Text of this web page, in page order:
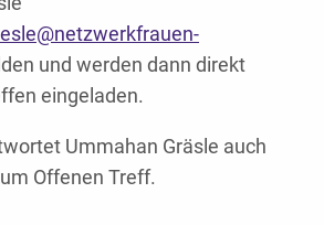
und werden dann direkt
eingeladen.
Ummahan Gräsle auch
Offenen Treff.